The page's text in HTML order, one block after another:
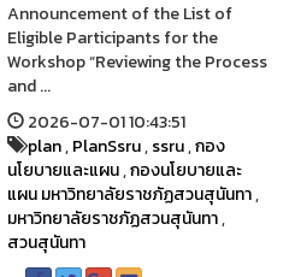
Announcement of the List of
Eligible Participants for the
Workshop “Reviewing the Process
and ...
2026-07-01 10:43:51
plan,PlanSsru,ssru,กอง
นโยบายและแผน,กองนโยบายและ
แผน มหาวิทยาลัยราชภัฏสวนสุนันทา,
มหาวิทยาลัยราชภัฏสวนสุนันทา,
สวนสุนันทา